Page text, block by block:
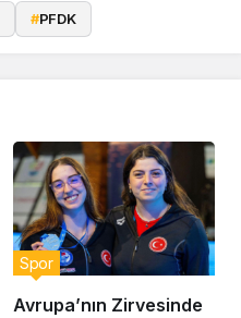
#PFDK
Avrupa’nın Zirvesinde
Spor